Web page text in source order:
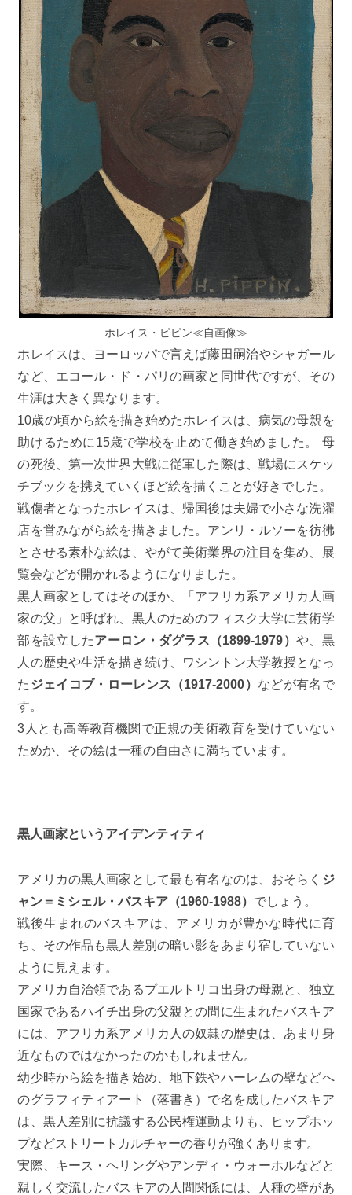
ホレイス・ピピン≪自画像≫
ホレイスは、ヨーロッパで言えば藤田嗣治やシャガール
など、エコール・ド・パリの画家と同世代ですが、その
生涯は大きく異なります。
10歳の頃から絵を描き始めたホレイスは、病気の母親を
助けるために15歳で学校を止めて働き始めました。 母
の死後、第一次世界大戦に従軍した際は、戦場にスケッ
チブックを携えていくほど絵を描くことが好きでした。
戦傷者となったホレイスは、帰国後は夫婦で小さな洗濯
店を営みながら絵を描きました。アンリ・ルソーを彷彿
とさせる素朴な絵は、やがて美術業界の注目を集め、展
覧会などが開かれるようになりました。
黒人画家としてはそのほか、「アフリカ系アメリカ人画
家の父」と呼ばれ、黒人のためのフィスク大学に芸術学
部を設立したアーロン・ダグラス（1899‐1979） や、黒
人の歴史や生活を描き続け、ワシントン大学教授となっ
た ジェイコブ・ローレンス（1917‐2000） などが有名で
す。
3人とも高等教育機関で正規の美術教育を受けていない
ためか、その絵は一種の自由さに満ちています。
黒人画家というアイデンティティ
アメリカの黒人画家として最も有名なのは、おそらく ジ
ャン＝ミシェル・バスキア（1960-1988） でしょう。
戦後生まれのバスキアは、アメリカが豊かな時代に育
ち、その作品も黒人差別の暗い影をあまり宿していない
ように見えます。
アメリカ自治領であるプエルトリコ出身の母親と、独立
国家であるハイチ出身の父親との間に生まれたバスキア
には、アフリカ系アメリカ人の奴隷の歴史は、あまり身
近なものではなかったのかもしれません。
幼少時から絵を描き始め、地下鉄やハーレムの壁などへ
のグラフィティアート（落書き）で名を成したバスキア
は、黒人差別に抗議する公民権運動よりも、ヒップホッ
プなどストリートカルチャーの香りが強くあります。
実際、キース・ヘリングやアンディ・ウォーホルなどと
親しく交流したバスキアの人間関係には、人種の壁があ